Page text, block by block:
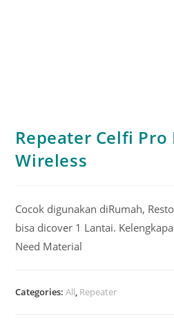
Repeater Celfi
Wireless
Cocok digunakan diRumah,
bisa dicover 1 Lantai.
Need Material
Categories:All, Repeater